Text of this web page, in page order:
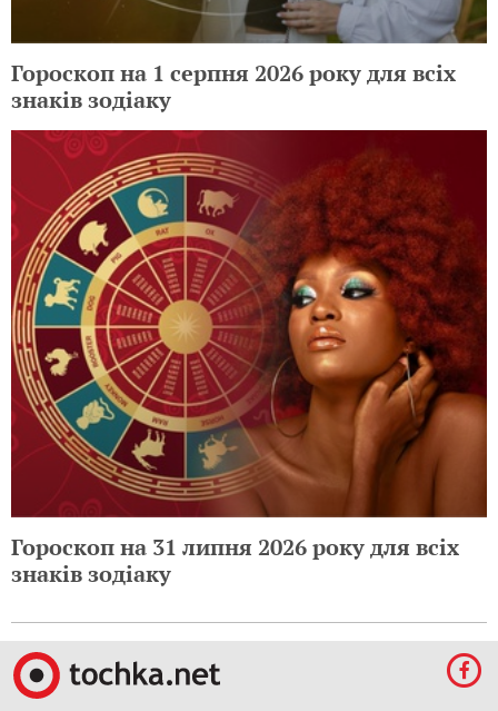
Гороскоп на 1 серпня 2026 року для всіх
знаків зодіаку
Гороскоп на 31 липня 2026 року для всіх
знаків зодіаку